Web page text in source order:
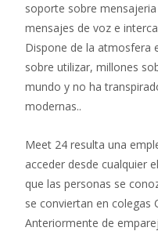
soporte sobre
mensajes de voz e
Dispone de la atmosfera
sobre utilizar, millones
mundo y no ha
modernas..
Meet 24 resulta una
acceder desde cualquier
que las personas se
se conviertan en colegas
Anteriormente de